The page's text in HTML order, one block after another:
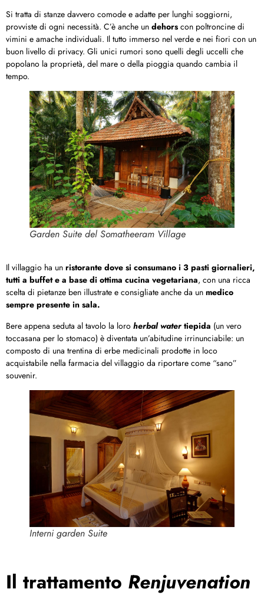
Si tratta di stanze davvero comode e adatte per lunghi soggiorni,
provviste di ogni necessità. C’è anche un dehors con poltroncine di
vimini e amache individuali. Il tutto immerso nel verde e nei fiori con un
buon livello di privacy. Gli unici rumori sono quelli degli uccelli che
popolano la proprietà, del mare o della pioggia quando cambia il
tempo.
Garden Suite del Somatheeram Village
Il villaggio ha un ristorante dove si consumano i 3 pasti giornalieri,
tutti a buffet e a base di ottima cucina vegetariana, con una ricca
scelta di pietanze ben illustrate e consigliate anche da un medico
sempre presente in sala.
Bere appena seduta al tavolo la loro herbal water tiepida (un vero
toccasana per lo stomaco) è diventata un’abitudine irrinunciabile: un
composto di una trentina di erbe medicinali prodotte in loco
acquistabile nella farmacia del villaggio da riportare come “sano”
souvenir.
Interni garden Suite
Il trattamento Renjuvenation